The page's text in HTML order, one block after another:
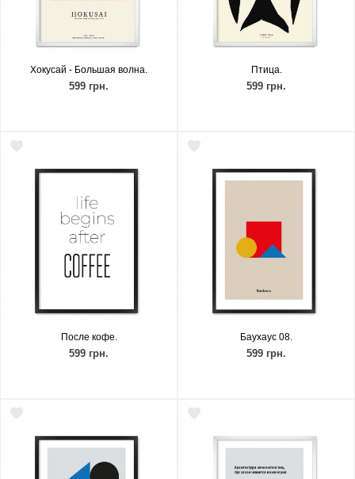
Хокусай - Большая волна.
599 грн.
Птица.
599 грн.
После кофе.
599 грн.
Баухаус 08.
599 грн.